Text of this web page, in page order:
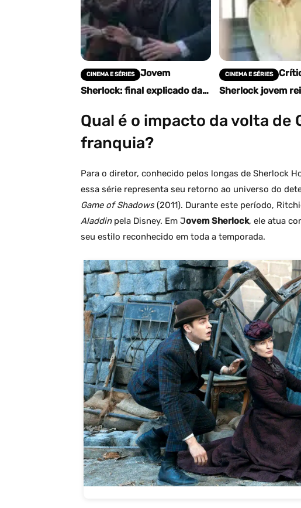
CINEMA E SÉRIES
Jovem
Sherlock: final explicado da
Beatrice e mudança em Silas
Holmes
CINEMA E SÉRIES
Sherlock jovem
narrativa
Qual é o impacto da volta de
franquia?
Para o diretor, conhecido pelos longas de Sherlock
essa série representa seu retorno ao universo do
Game of Shadows(2011). Durante este período,
Aladdinpela Disney. Em Jovem Sherlock, ele atua
seu estilo reconhecido em toda a temporada.